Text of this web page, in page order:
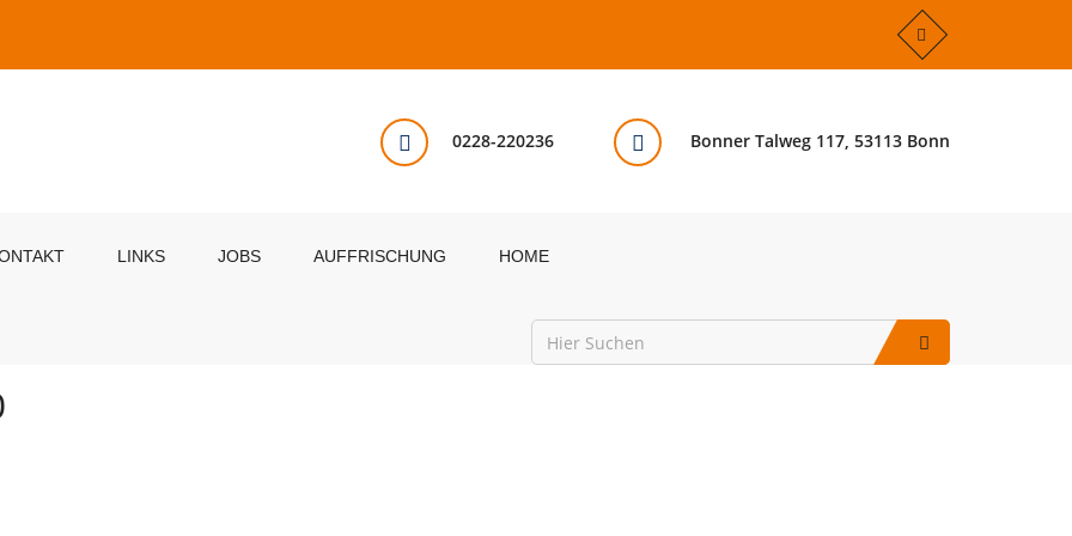
Bonner Talweg 117, 53113 Bonn
0228-220236
LINKS JOBS AUFFRISCHUNG HOME